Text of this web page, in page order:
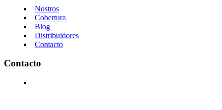
Nostros
Cobertura
Blog
Distribuidores
Contacto
Contacto